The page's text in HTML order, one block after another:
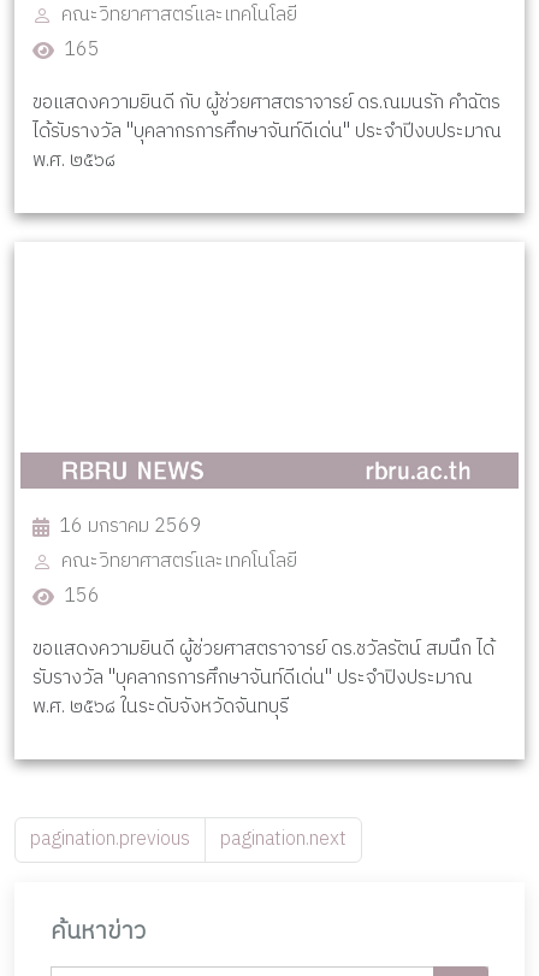
คณะวิทยาศาสตร์และเทคโนโลยี
165
ขอแสดงความยินดี กับ ผู้ช่วยศาสตราจารย์ ดร.ณมนรัก คำฉัตร
ได้รับรางวัล "บุคลากรการศึกษาจันท์ดีเด่น" ประจำปีงบประมาณ
พ.ศ. ๒๕๖๘
16 มกราคม 2569
คณะวิทยาศาสตร์และเทคโนโลยี
156
ขอแสดงความยินดี ผู้ช่วยศาสตราจารย์ ดร.ชวัลรัตน์ สมนึก ได้
รับรางวัล "บุคลากรการศึกษาจันท์ดีเด่น" ประจำปิงประมาณ
พ.ศ. ๒๕๖๘ ในระดับจังหวัดจันทบุรี
pagination.previous pagination.next
ค้นหาข่าว